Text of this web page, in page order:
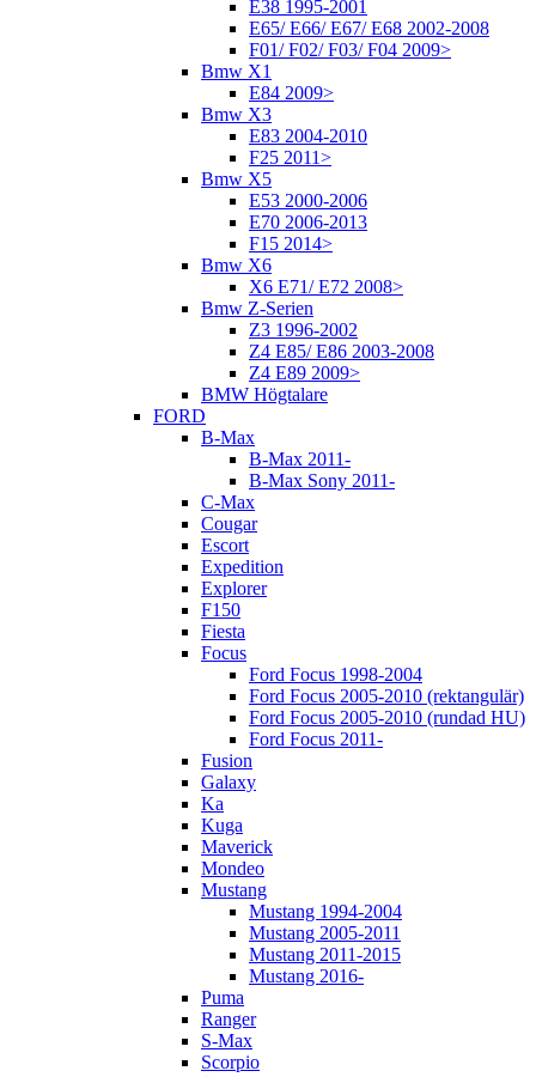
E38 1995-2001
E65/ E66/ E67/ E68 2002-2008
F01/ F02/ F03/ F04 2009>
Bmw X1
E84 2009>
Bmw X3
E83 2004-2010
F25 2011>
Bmw X5
E53 2000-2006
E70 2006-2013
F15 2014>
Bmw X6
X6 E71/ E72 2008>
Bmw Z-Serien
Z3 1996-2002
Z4 E85/ E86 2003-2008
Z4 E89 2009>
BMW Högtalare
FORD
B-Max
B-Max 2011-
B-Max Sony 2011-
C-Max
Cougar
Escort
Expedition
Explorer
F150
Fiesta
Focus
Ford Focus 1998-2004
Ford Focus 2005-2010 (rektangulär)
Ford Focus 2005-2010 (rundad HU)
Ford Focus 2011-
Fusion
Galaxy
Ka
Kuga
Maverick
Mondeo
Mustang
Mustang 1994-2004
Mustang 2005-2011
Mustang 2011-2015
Mustang 2016-
Puma
Ranger
S-Max
Scorpio